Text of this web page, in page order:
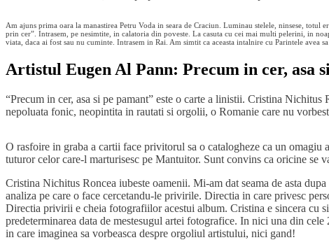
Am ajuns prima oara la manastirea Petru Voda in seara de Craciun. Luminau stelele, ninsese,
prin cer”. Intrasem, pe nesimtite, in calatoria din poveste. La casuta cu cei mai multi pelerini, in
viata, daca ai fost sau nu cuminte. Intrasem in Rai. Am simtit ca aceasta intalnire cu Parintele avea
Artistul Eugen Al Pann: Precum in cer, asa
“Precum in cer, asa si pe pamant” este o carte a linistii. Cristina
nepoluata fonic, neopintita in rautati si orgolii, o Romanie care nu
O rasfoire in graba a cartii face privitorul sa o catalogheze ca un
tuturor celor care-l marturisesc pe Mantuitor. Sunt convins ca oricine se
Cristina Nichitus Roncea iubeste oamenii. Mi-am dat seama de asta
analiza pe care o face cercetandu-le privirile. Directia in care privesc
Directia privirii e cheia fotografiilor acestui album. Cristina e sincera cu
predeterminarea data de mestesugul artei fotografice. In nici una din
in care imaginea sa vorbeasca despre orgoliul artistului, nici gand!